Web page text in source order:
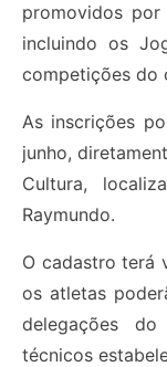
promovidos
incluindo os
competições do
As inscrições
junho,
Cultura,
Raymundo.
O cadastro terá
os atletas
delegações
técnicos